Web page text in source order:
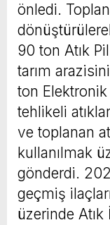
önledi.
90 ton Atık
tarım
ton
tehlikeli
ve toplanan
kullanılmak
gönderdi.
geçmiş
üzerinde